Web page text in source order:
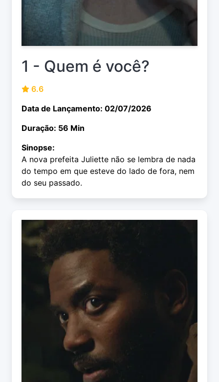
1 - Quem é você?
6.6
Data de Lançamento: 02/07/2026
Duração: 56 Min
Sinopse:
A nova prefeita Juliette não se lembra de nada
do tempo em que esteve do lado de fora, nem
do seu passado.